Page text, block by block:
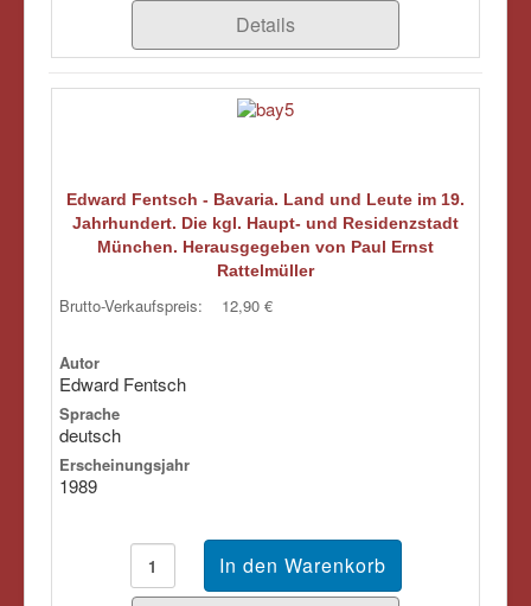
Details
Edward Fentsch - Bavaria. Land und Leute im 19.
Jahrhundert. Die kgl. Haupt- und Residenzstadt
München. Herausgegeben von Paul Ernst
Rattelmüller
Brutto-Verkaufspreis: 12,90 €
Autor
Edward Fentsch
Sprache
deutsch
Erscheinungsjahr
1989